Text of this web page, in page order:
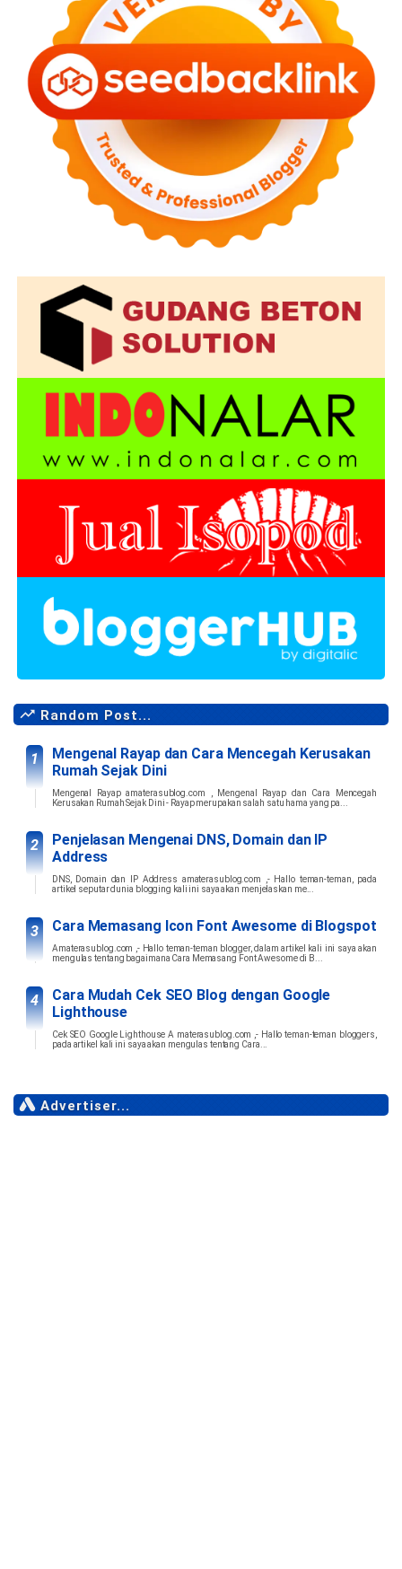
Random Post...
Mengenal Rayap dan Cara Mencegah Kerusakan
Rumah Sejak Dini
Mengenal Rayap amaterasublog.com , Mengenal Rayap dan Cara Mencegah
Kerusakan Rumah Sejak Dini - Rayap merupakan salah satu hama yang pa...
Penjelasan Mengenai DNS, Domain dan IP
Address
DNS, Domain dan IP Address amaterasublog.com ,- Hallo teman-teman, pada
artikel seputar dunia blogging kali ini saya akan menjelaskan me...
Cara Memasang Icon Font Awesome di Blogspot
Amaterasublog.com ,- Hallo teman-teman blogger, dalam artikel kali ini saya akan
mengulas tentang bagaimana Cara Memasang Font Awesome di B...
Cara Mudah Cek SEO Blog dengan Google
Lighthouse
Cek SEO Google Lighthouse A materasublog.com ,- Hallo teman-teman bloggers,
pada artikel kali ini saya akan mengulas tentang Cara...
Advertiser...